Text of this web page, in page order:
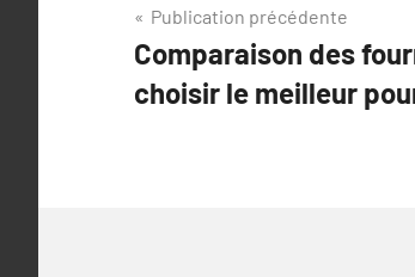
Navigation
de
l’article
Publication précédente
Comparaison des
choisir le meilleur